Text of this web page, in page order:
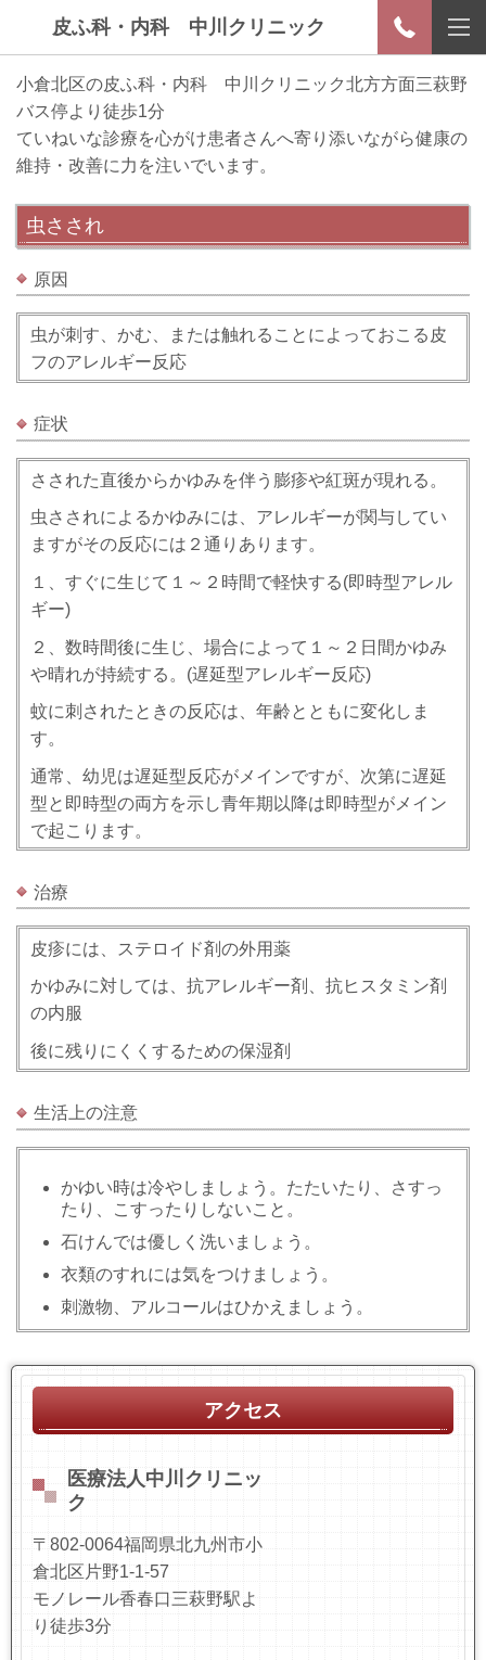
皮ふ科・内科 中川クリニック
小倉北区の皮ふ科・内科 中川クリニック北方方面三萩野
バス停より徒歩1分
ていねいな診療を心がけ患者さんへ寄り添いながら健康の
維持・改善に力を注いでいます。
虫さされ
原因
虫が刺す、かむ、または触れることによっておこる皮
フのアレルギー反応
症状
さされた直後からかゆみを伴う膨疹や紅斑が現れる。
虫さされによるかゆみには、アレルギーが関与してい
ますがその反応には２通りあります。
１、すぐに生じて１～２時間で軽快する(即時型アレル
ギー)
２、数時間後に生じ、場合によって１～２日間かゆみ
や晴れが持続する。(遅延型アレルギー反応)
蚊に刺されたときの反応は、年齢とともに変化しま
す。
通常、幼児は遅延型反応がメインですが、次第に遅延
型と即時型の両方を示し青年期以降は即時型がメイン
で起こります。
治療
皮疹には、ステロイド剤の外用薬
かゆみに対しては、抗アレルギー剤、抗ヒスタミン剤
の内服
後に残りにくくするための保湿剤
生活上の注意
かゆい時は冷やしましょう。たたいたり、さすっ
たり、こすったりしないこと。
石けんでは優しく洗いましょう。
衣類のすれには気をつけましょう。
刺激物、アルコールはひかえましょう。
アクセス
医療法人中川クリニッ
ク
〒802-0064福岡県北九州市小
倉北区片野1-1-57
モノレール香春口三萩野駅よ
り徒歩3分